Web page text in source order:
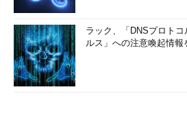
ラック、「DNSプロト
ルス」への注意喚起情報